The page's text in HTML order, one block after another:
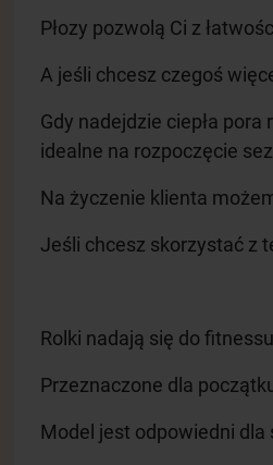
Płozy pozwolą Ci z
A jeśli chcesz czegoś
Gdy nadejdzie ciepła pora
idealne na rozpoczęcie
Na życzenie klienta
Jeśli chcesz skorzystać z
Rolki nadają się do
Przeznaczone dla
Model jest odpowiedni dla